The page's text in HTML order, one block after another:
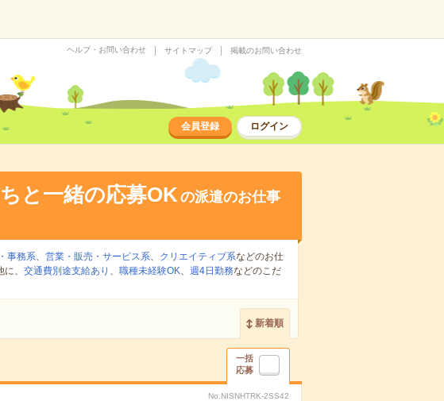
ヘルプ・お問い合わせ サイトマップ 掲載のお問い合わせ
会員登録 ログイン
と一緒の応募OKの派遣のお仕事
事務系、 営業・販売・サービス系、 クリエイティブ系などのお仕
、 交通費別途支給あり 、 職種未経験OK、 週4日勤務などのこだ
新着順
一括
応募
No.NISNHTRK-2SS42